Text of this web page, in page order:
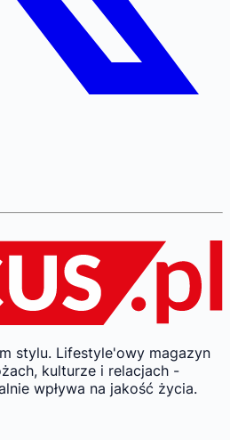
stylu. Lifestyle'owy magazyn
kulturze i relacjach -
wpływa na jakość życia.